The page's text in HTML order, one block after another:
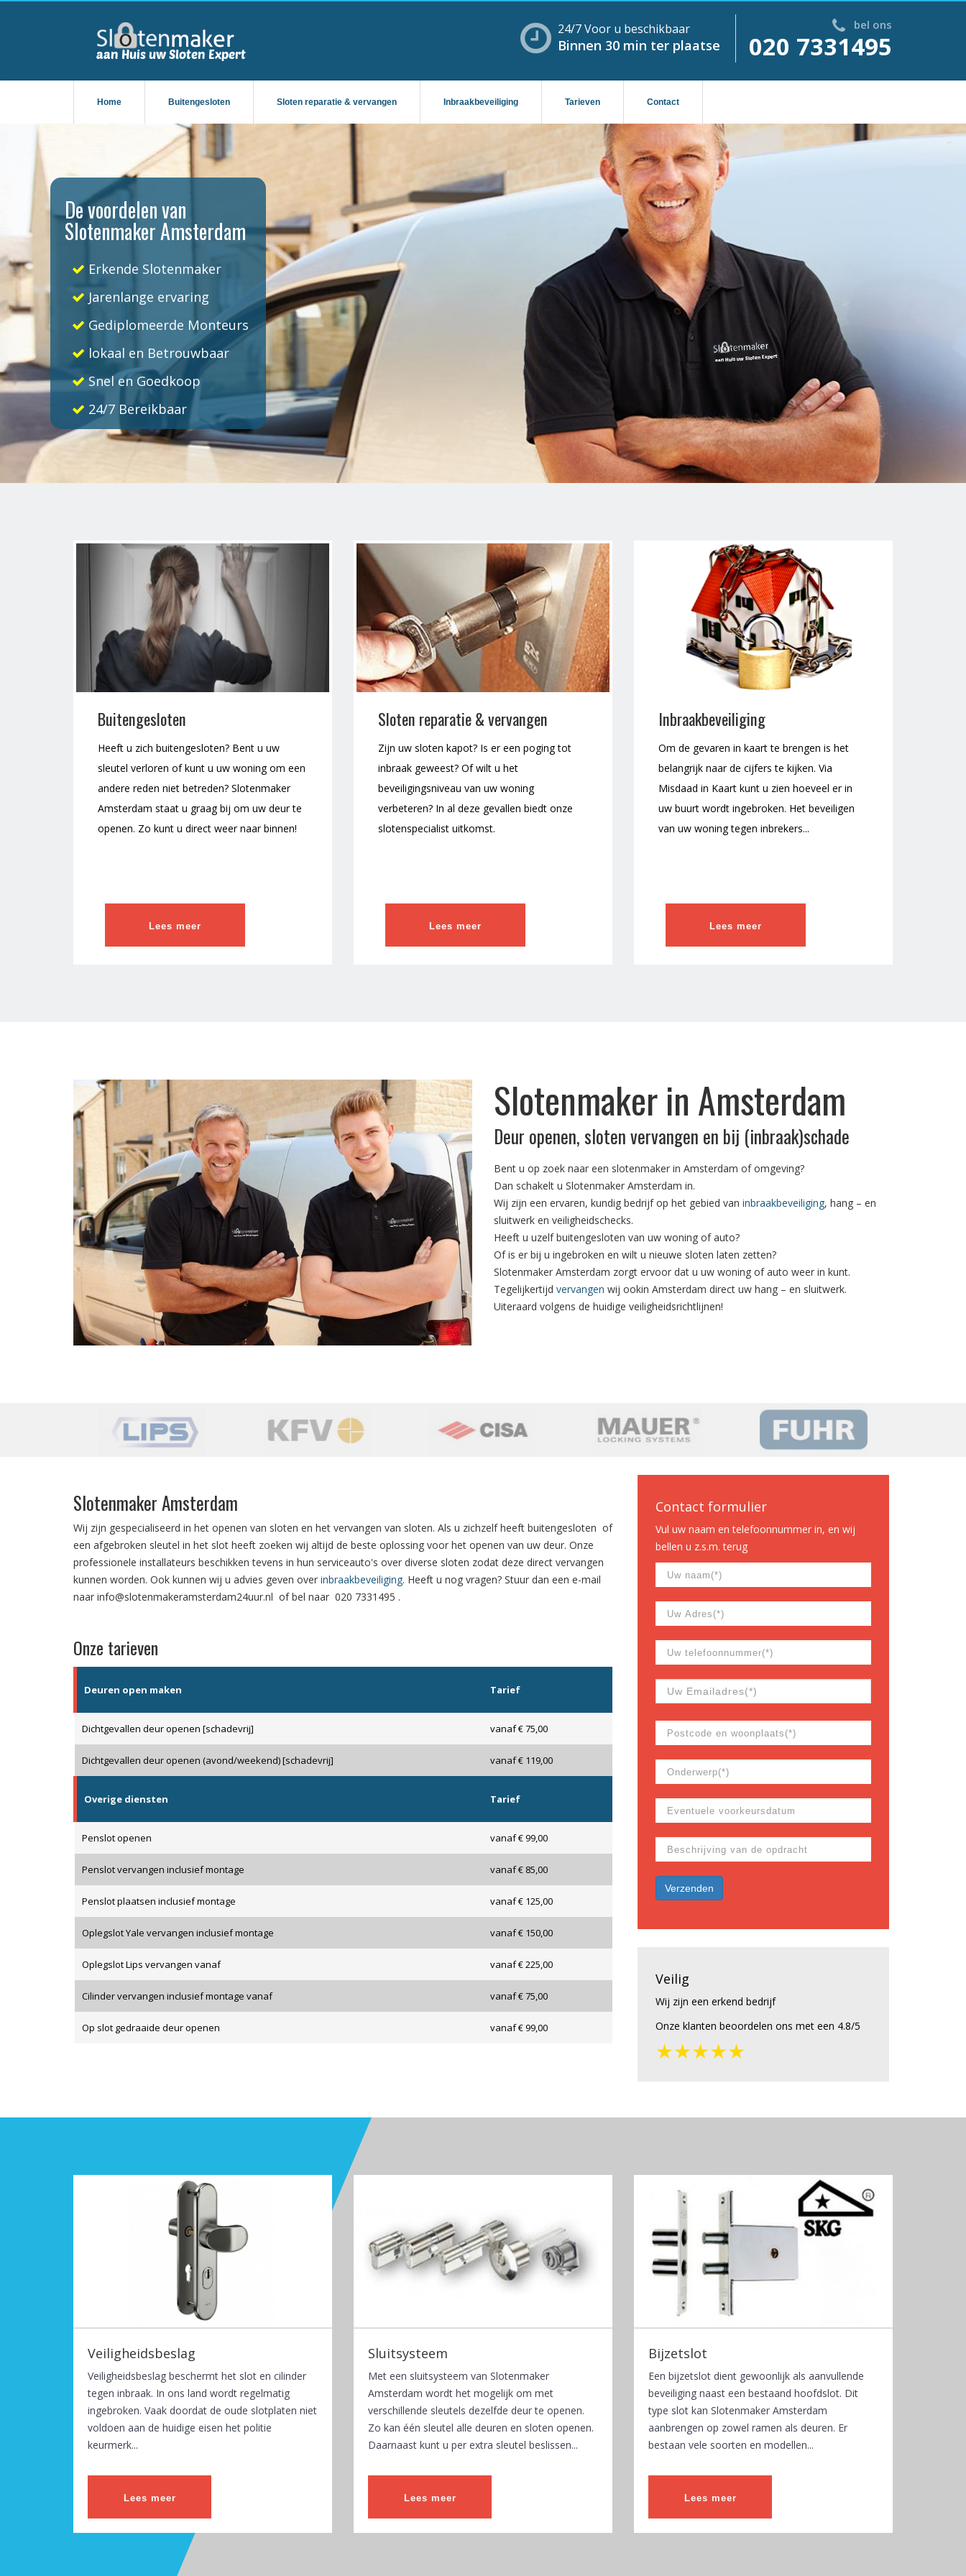
24/7 Voor u beschikbaar
Binnen 30 min ter plaatse
bel ons
020 7331495
Home Buitengesloten Sloten reparatie & vervangen Inbraakbeveiliging Tarieven Contact
De voordelen van
Slotenmaker Amsterdam
Erkende Slotenmaker
Jarenlange ervaring
Gediplomeerde Monteurs
lokaal en Betrouwbaar
Snel en Goedkoop
24/7 Bereikbaar
Buitengesloten
Heeft u zich buitengesloten? Bent u uw
sleutel verloren of kunt u uw woning om een
andere reden niet betreden? Slotenmaker
Amsterdam staat u graag bij om uw deur te
openen. Zo kunt u direct weer naar binnen!
Lees meer
Sloten reparatie & vervangen
Zijn uw sloten kapot? Is er een poging tot
inbraak geweest? Of wilt u het
beveiligingsniveau van uw woning
verbeteren? In al deze gevallen biedt onze
slotenspecialist uitkomst.
Lees meer
Inbraakbeveiliging
Om de gevaren in kaart te brengen is het
belangrijk naar de cijfers te kijken. Via
Misdaad in Kaart kunt u zien hoeveel er in
uw buurt wordt ingebroken. Het beveiligen
van uw woning tegen inbrekers...
Lees meer
Slotenmaker in Amsterdam
Deur openen, sloten vervangen en bij (inbraak)schade
Bent u op zoek naar een slotenmaker in Amsterdam of omgeving?
Dan schakelt u Slotenmaker Amsterdam in.
Wij zijn een ervaren, kundig bedrijf op het gebied van inbraakbeveiliging, hang – en
sluitwerk en veiligheidschecks.
Heeft u uzelf buitengesloten van uw woning of auto?
Of is er bij u ingebroken en wilt u nieuwe sloten laten zetten?
Slotenmaker Amsterdam zorgt ervoor dat u uw woning of auto weer in kunt.
Tegelijkertijd vervangen wij ookin Amsterdam direct uw hang – en sluitwerk.
Uiteraard volgens de huidige veiligheidsrichtlijnen!
Slotenmaker Amsterdam
Wij zijn gespecialiseerd in het openen van sloten en het vervangen van sloten. Als u zichzelf heeft buitengesloten of
een afgebroken sleutel in het slot heeft zoeken wij altijd de beste oplossing voor het openen van uw deur. Onze
professionele installateurs beschikken tevens in hun serviceauto's over diverse sloten zodat deze direct vervangen
kunnen worden. Ook kunnen wij u advies geven over inbraakbeveiliging. Heeft u nog vragen? Stuur dan een e-mail
naar info@slotenmakeramsterdam24uur.nl of bel naar 020 7331495 .
Onze tarieven
Deuren open maken Tarief
Dichtgevallen deur openen [schadevrij] vanaf € 75,00
Dichtgevallen deur openen (avond/weekend) [schadevrij] vanaf € 119,00
Overige diensten Tarief
Penslot openen vanaf € 99,00
Penslot vervangen inclusief montage vanaf € 85,00
Penslot plaatsen inclusief montage vanaf € 125,00
Oplegslot Yale vervangen inclusief montage vanaf € 150,00
Oplegslot Lips vervangen vanaf vanaf € 225,00
Cilinder vervangen inclusief montage vanaf vanaf € 75,00
Op slot gedraaide deur openen vanaf € 99,00
Contact formulier
Vul uw naam en telefoonnummer in, en wij
bellen u z.s.m. terug
Veilig
Wij zijn een erkend bedrijf
Onze klanten beoordelen ons met een 4.8/5
★★★★★
Veiligheidsbeslag
Veiligheidsbeslag beschermt het slot en cilinder
tegen inbraak. In ons land wordt regelmatig
ingebroken. Vaak doordat de oude slotplaten niet
voldoen aan de huidige eisen het politie
keurmerk...
Lees meer
Sluitsysteem
Met een sluitsysteem van Slotenmaker
Amsterdam wordt het mogelijk om met
verschillende sleutels dezelfde deur te openen.
Zo kan één sleutel alle deuren en sloten openen.
Daarnaast kunt u per extra sleutel beslissen...
Lees meer
Bijzetslot
Een bijzetslot dient gewoonlijk als aanvullende
beveiliging naast een bestaand hoofdslot. Dit
type slot kan Slotenmaker Amsterdam
aanbrengen op zowel ramen als deuren. Er
bestaan vele soorten en modellen...
Lees meer